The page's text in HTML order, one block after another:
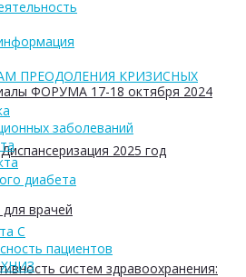
ФОРУМА 17-18 октября 2024
2025 год
врачей
систем здравоохранения:
ПРЕОДОЛЕНИЯ КРИЗИСНЫХ
заболеваний
диабета
С
пациентов